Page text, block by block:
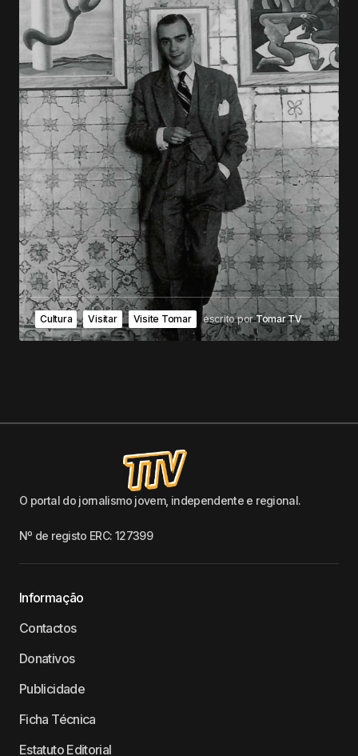
Cultura Visitar Visite Tomar escrito porTomar TV
O portal do jornalismo jovem, independente e regional.
Nº de registo ERC: 127399
Informação
Contactos
Donativos
Publicidade
Ficha Técnica
Estatuto Editorial